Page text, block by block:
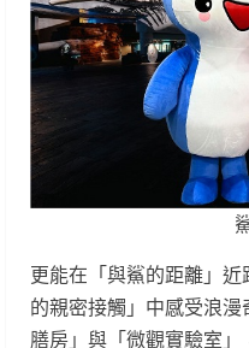
更能在「與鯊的距離」
的親密接觸」中感受浪
膳房」與「微觀實驗室